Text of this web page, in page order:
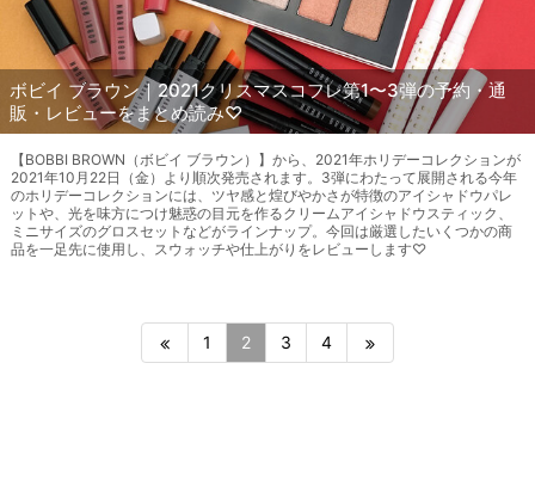
ボビイ ブラウン｜2021クリスマスコフレ第1〜3弾の予約・通
販・レビューをまとめ読み♡
【BOBBI BROWN（ボビイ ブラウン）】から、2021年ホリデーコレクションが
2021年10月22日（金）より順次発売されます。3弾にわたって展開される今年
のホリデーコレクションには、ツヤ感と煌びやかさが特徴のアイシャドウパレ
ットや、光を味方につけ魅惑の目元を作るクリームアイシャドウスティック、
ミニサイズのグロスセットなどがラインナップ。今回は厳選したいくつかの商
品を一足先に使用し、スウォッチや仕上がりをレビューします♡
1 2 3 4